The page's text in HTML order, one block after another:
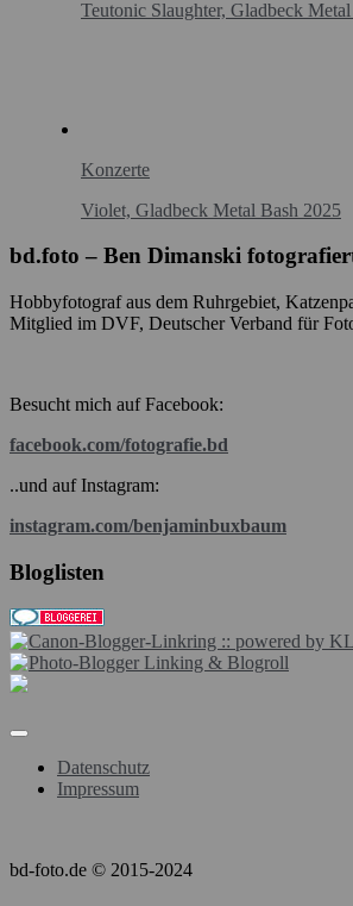
Teutonic Slaughter, Gladbeck
Konzerte
Violet, Gladbeck Metal Bash 2025
bd.foto – Ben Dimanski
Hobbyfotograf aus dem Ruhrgebiet,
Mitglied im DVF, Deutscher Verband für
Besucht mich auf Facebook:
facebook.com/fotografie.bd
..und auf Instagram:
instagram.com/benjaminbuxbaum
Bloglisten
Datenschutz
Impressum
bd-foto.de © 2015-2024